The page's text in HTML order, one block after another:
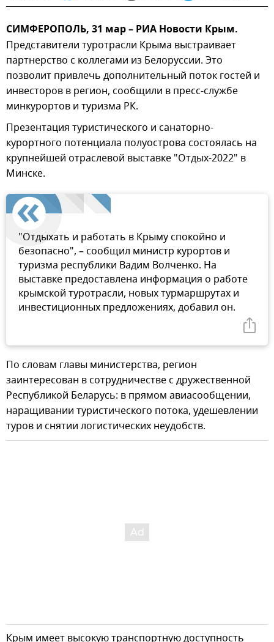
СИМФЕРОПОЛЬ, 31 мар – РИА Новости Крым.
Представители туротрасли Крыма выстраивает
партнерство с коллегами из Белоруссии. Это
позволит привлечь дополнительный поток гостей и
инвесторов в регион, сообщили в пресс-службе
минкурортов и туризма РК.
Презентация туристического и санаторно-
курортного потенциала полуострова состоялась на
крупнейшей отраслевой выставке "Отдых-2022" в
Минске.
"Отдыхать и работать в Крыму спокойно и
безопасно", – сообщил министр курортов и
туризма республики Вадим Волченко. На
выставке предоставлена информация о работе
крымской туротрасли, новых турмаршрутах и
инвестиционных предложениях, добавил он.
По словам главы министерства, регион
заинтересован в сотрудничестве с дружественной
Республикой Беларусь: в прямом авиасообщении,
наращивании туристического потока, удешевлении
туров и снятии логистических неудобств.
Крым имеет высокую транспортную доступность